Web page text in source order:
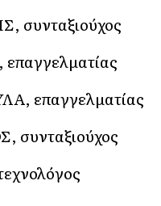
επαγγελματίας